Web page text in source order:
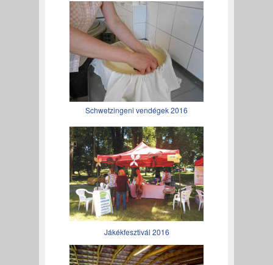
Schwetzingeni vendégek 2016
Jákékfesztivál 2016